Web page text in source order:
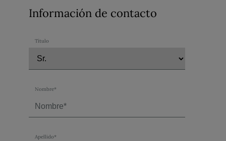
Información de contacto
Título
Nombre*
Apellido*